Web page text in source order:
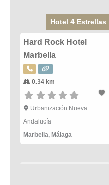
Hotel 4 Estrellas
Hard Rock Hotel
Marbella
0.34 km
Urbanización Nueva
Andalucía
Marbella, Málaga